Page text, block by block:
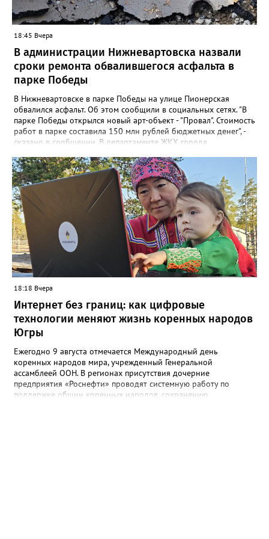
18:45 Вчера
В администрации Нижневартовска назвали
сроки ремонта обвалившегося асфальта в
парке Победы
В Нижневартовске в парке Победы на улице Пионерская
обвалился асфальт. Об этом сообщили в социальных сетях. "В
парке Победы открылся новый арт-объект - "Провал". Стоимость
работ в парке составила 150 млн рублей бюджетных денег", -
сказано в сообщении. В департаменте ЖКХ города
данной проблемой. "Причиной обрушения благоустройства
послужило разрушение железобетонного лотка в котором
проложены не действующие трубопроводы теплоснабжения.
Ж/б лоток проходит параллельно проспекту Победы", - заявили
в департаменте. Там также отметили, что восстановительные
работы выполнит МБУ "Управление по дорожному хозяйству и
благоустройству" до конца следующей недели.
18:18 Вчера
Интернет без границ: как цифровые
технологии меняют жизнь коренных народов
Югры
Ежегодно 9 августа отмечается Международный день
коренных народов мира, учрежденный Генеральной
ассамблеей ООН. В регионах присутствия дочерние
предприятия «Роснефти» проводят системную работу по
поддержке общин коренных народов, сохранению